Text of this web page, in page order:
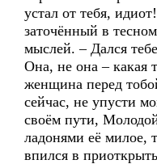
устал от тебя,
заточённый в
мыслей. – Дался
Она, не она – какая
женщина перед
сейчас, не упусти
своём пути,
ладонями её милое,
впился в